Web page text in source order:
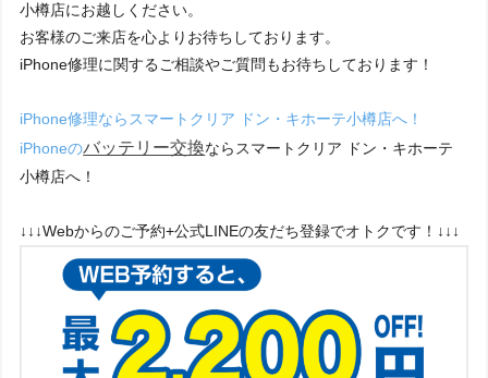
小樽店にお越しください。
お客様のご来店を心よりお待ちしております。
iPhone修理に関するご相談やご質問もお待ちしております！
iPhone修理ならスマートクリア ドン・キホーテ小樽店へ！
iPhoneのバッテリー交換ならスマートクリア ドン・キホーテ
小樽店へ！
↓↓↓Webからのご予約+公式LINEの友だち登録でオトクです！↓↓↓